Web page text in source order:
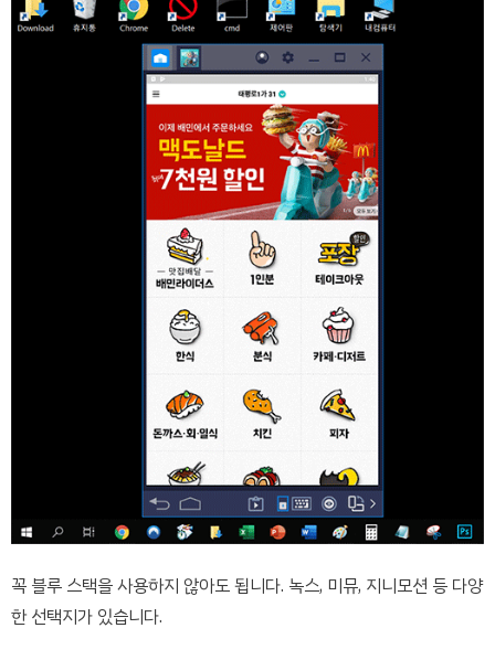
꼭 블루 스택을 사용하지 않아도 됩니다. 녹스, 미뮤, 지니모션 등 다양
한 선택지가 있습니다.